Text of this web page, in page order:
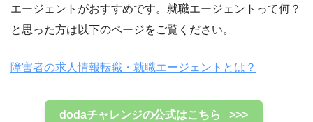
エージェントがおすすめです。就職エージェントって何？
と思った方は以下のページをご覧ください。
障害者の求人情報転職・就職エージェントとは？
dodaチャレンジの公式はこちら >>>